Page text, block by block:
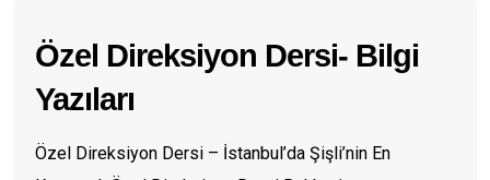
Özel Direksiyon Dersi- Bilgi
Yazıları
Özel Direksiyon Dersi – İstanbul’da Şişli’nin En